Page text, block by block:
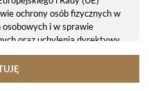
ochrony osób fizycznych w
i w sprawie
oraz uchylenia dyrektywy
ochronie danych, tj. RODO).
hostingodawcy. Takie